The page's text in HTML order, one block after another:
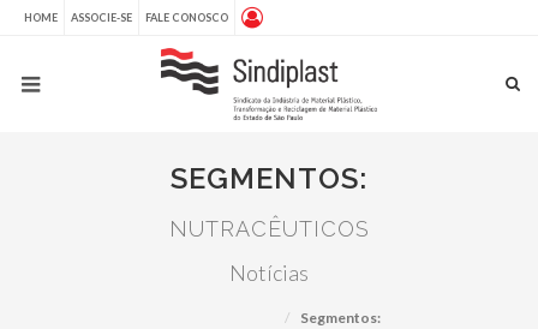
HOME ASSOCIE-SE FALE CONOSCO
SEGMENTOS:
NUTRACÊUTICOS
Notícias
Segmentos: